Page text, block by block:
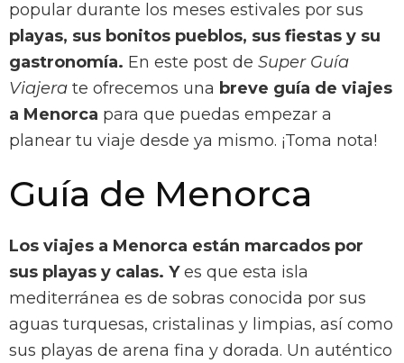
popular durante los meses estivales por sus
playas, sus bonitos pueblos, sus fiestas y su
gastronomía. En este post de Super Guía
Viajera te ofrecemos una breve guía de viajes
a Menorca para que puedas empezar a
planear tu viaje desde ya mismo. ¡Toma nota!
Guía de Menorca
Los viajes a Menorca están marcados por
sus playas y calas. Yes que esta isla
mediterránea es de sobras conocida por sus
aguas turquesas, cristalinas y limpias, así como
sus playas de arena fina y dorada. Un auténtico